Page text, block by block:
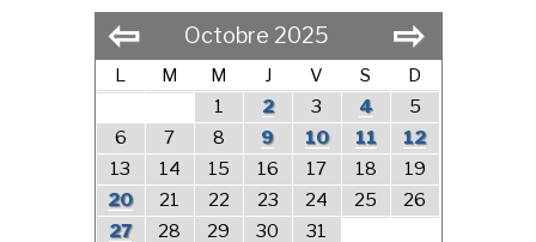
⇦ Octobre 2025 ⇨
L M M J V S
D
1
2 3 4
5
6
7 8 9 10 11
12
13
14 15 16 17 18
19
20
21 22 23 24 25
26
27
28 29 30 31